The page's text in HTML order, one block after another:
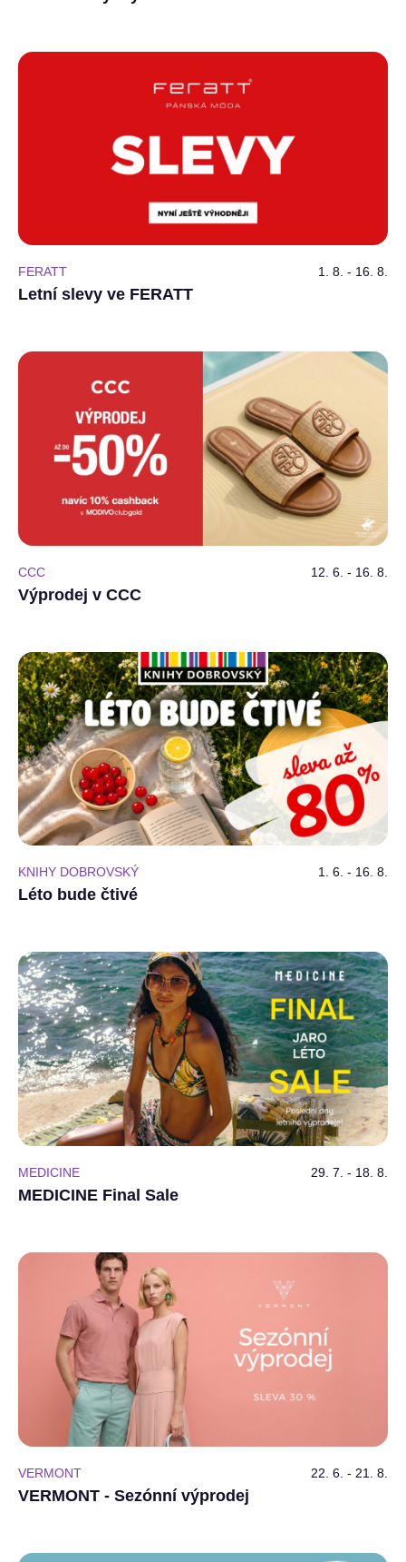
FERATT 1. 8. - 16. 8.
Letní slevy ve FERATT
CCC 12. 6. - 16. 8.
Výprodej v CCC
KNIHY DOBROVSKÝ 1. 6. - 16. 8.
Léto bude čtivé
MEDICINE 29. 7. - 18. 8.
MEDICINE Final Sale
VERMONT 22. 6. - 21. 8.
VERMONT - Sezónní výprodej